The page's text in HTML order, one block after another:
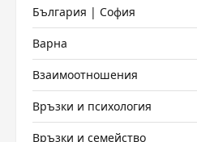
България | София
Варна
Взаимоотношения
Връзки и психология
Връзки и семейство